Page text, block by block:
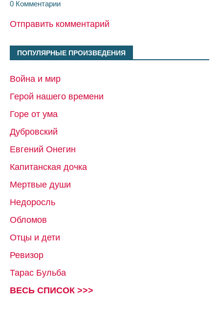
0 Комментарии
Отправить комментарий
ПОПУЛЯРНЫЕ ПРОИЗВЕДЕНИЯ
Война и мир
Герой нашего времени
Горе от ума
Дубровский
Евгений Онегин
Капитанская дочка
Мертвые души
Недоросль
Обломов
Отцы и дети
Ревизор
Тарас Бульба
ВЕСЬ СПИСОК >>>